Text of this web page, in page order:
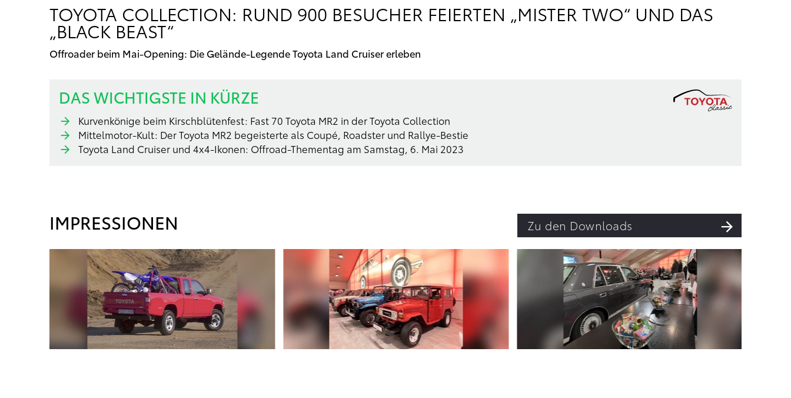
TOYOTA COLLECTION: RUND 900 BESUCHER FEIERTEN „MISTER TWO“ UND DAS
„BLACK BEAST“
Offroader beim Mai-Opening: Die Gelände-Legende Toyota Land Cruiser erleben
DAS WICHTIGSTE IN KÜRZE
Kurvenkönige beim Kirschblütenfest: Fast 70 Toyota MR2 in der Toyota Collection
Mittelmotor-Kult: Der Toyota MR2 begeisterte als Coupé, Roadster und Rallye-Bestie
Toyota Land Cruiser und 4x4-Ikonen: Offroad-Thementag am Samstag, 6. Mai 2023
IMPRESSIONEN Zu den Downloads